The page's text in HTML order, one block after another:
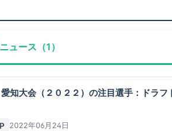
ュース（1）
知大会（２０２２）の注目選手：ドラフ
2022年06月24日